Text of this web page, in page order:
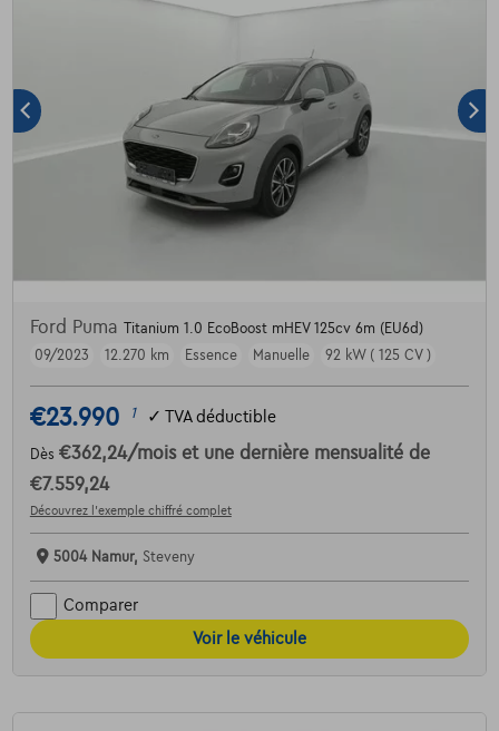
Ford Puma Titanium 1.0 EcoBoost mHEV 125cv 6m (EU6d)
09/2023
12.270 km Essence Manuelle 92 kW ( 125 CV )
€23.990 1 ✓ TVA déductible
Dès €362,24/mois et une dernière mensualité de
€7.559,24
Découvrez l’exemple chiffré complet
5004 Namur, Steveny
Comparer
Voir le véhicule